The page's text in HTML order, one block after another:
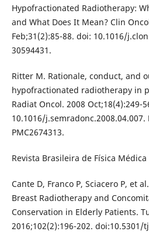
Hypofractionated Radiotherapy:
and What Does It Mean? Clin
Feb;31(2):85-88. doi: 10.1016/
30594431.
Ritter M. Rationale, conduct, and
hypofractionated radiotherapy in
Radiat Oncol. 2008 Oct;18(4):249-
10.1016/j.semradonc.2008.04.007.
PMC2674313.
Revista Brasileira de Física Médica
Cante D, Franco P, Sciacero P, et
Breast Radiotherapy and
Conservation in Elderly Patients.
2016;102(2):196-202. doi:10.5301/